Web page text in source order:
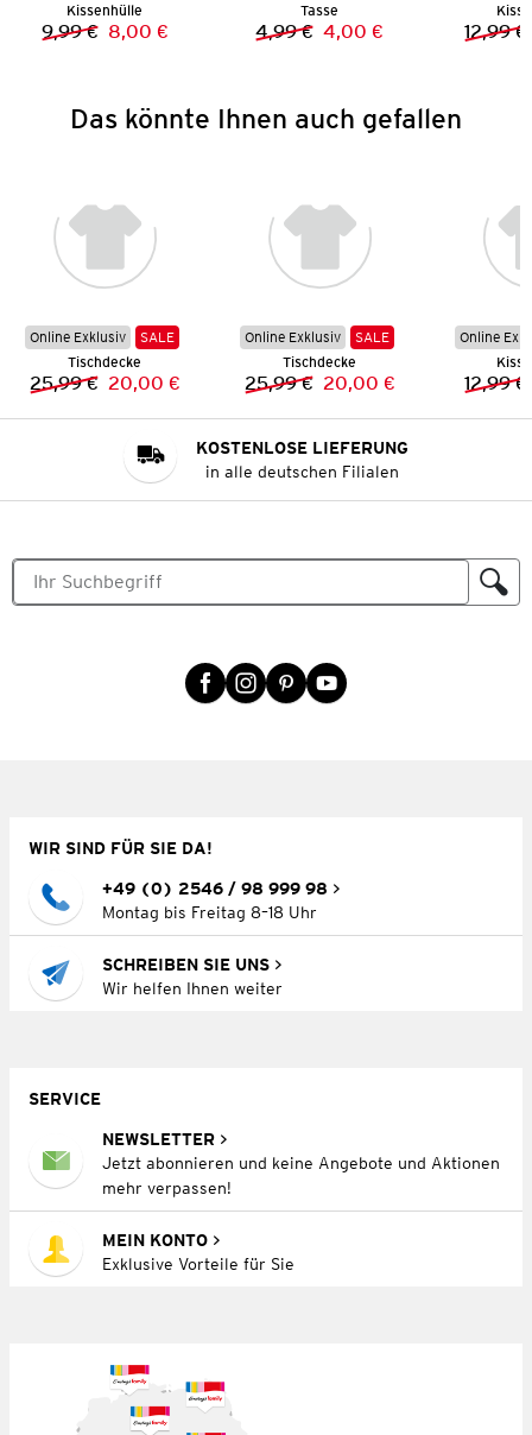
Kissenhülle
Vorheriger Preis:
9,99 € Neuer Preis:
8,00 €
Tasse
Vorheriger Preis:
4,99 € Neuer Preis:
4,00 € 12,99 €
Das könnte Ihnen auch gefallen
Online Exklusiv
SALE
Tischdecke
Vorheriger Preis:
25,99 € Neuer Preis:
20,00 €
Online Exklusiv
SALE
Tischdecke
Vorheriger Preis:
25,99 € Neuer Preis:
20,00 €
Online
12,99 €
KOSTENLOSE LIEFERUNG
in alle deutschen Filialen
WIR SIND FÜR SIE DA!
+49 (0) 2546 / 98 999 98
Montag bis Freitag 8–18 Uhr
SCHREIBEN SIE UNS
Wir helfen Ihnen weiter
SERVICE
NEWSLETTER
Jetzt abonnieren und keine Angebote und Aktionen
mehr verpassen!
MEIN KONTO
Exklusive Vorteile für Sie